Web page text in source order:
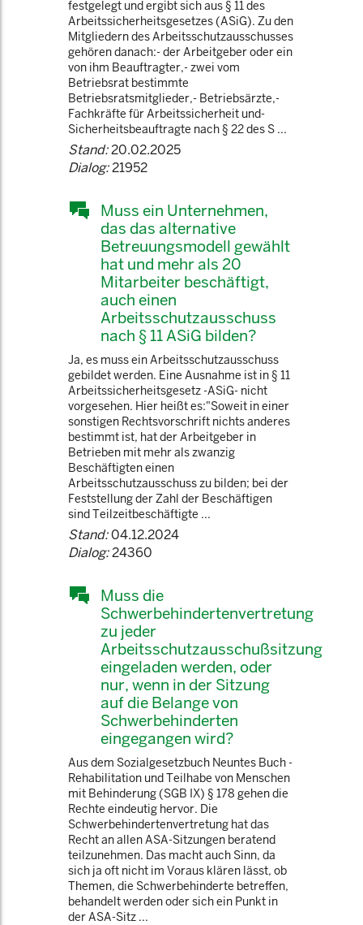
festgelegt und ergibt sich aus § 11 des
Arbeitssicherheitsgesetzes (ASiG). Zu den
Mitgliedern des Arbeitsschutzausschusses
gehören danach:- der Arbeitgeber oder ein
von ihm Beauftragter,- zwei vom
Betriebsrat bestimmte
Betriebsratsmitglieder,- Betriebsärzte,-
Fachkräfte für Arbeitssicherheit und-
Sicherheitsbeauftragte nach § 22 des S ...
Stand:20.02.2025
Dialog:21952
Muss ein Unternehmen,
das das alternative
Betreuungsmodell gewählt
hat und mehr als 20
Mitarbeiter beschäftigt,
auch einen
Arbeitsschutzausschuss
nach § 11 ASiG bilden?
Ja, es muss ein Arbeitsschutzausschuss
gebildet werden. Eine Ausnahme ist in § 11
Arbeitssicherheitsgesetz -ASiG- nicht
vorgesehen. Hier heißt es:"Soweit in einer
sonstigen Rechtsvorschrift nichts anderes
bestimmt ist, hat der Arbeitgeber in
Betrieben mit mehr als zwanzig
Beschäftigten einen
Arbeitsschutzausschuss zu bilden; bei der
Feststellung der Zahl der Beschäftigen
sind Teilzeitbeschäftigte ...
Stand:04.12.2024
Dialog:24360
Muss die
Schwerbehindertenvertretung
zu jeder
Arbeitsschutzausschußsitzung
eingeladen werden, oder
nur, wenn in der Sitzung
auf die Belange von
Schwerbehinderten
eingegangen wird?
Aus dem Sozialgesetzbuch Neuntes Buch -
Rehabilitation und Teilhabe von Menschen
mit Behinderung (SGB IX) § 178 gehen die
Rechte eindeutig hervor. Die
Schwerbehindertenvertretung hat das
Recht an allen ASA-Sitzungen beratend
teilzunehmen. Das macht auch Sinn, da
sich ja oft nicht im Voraus klären lässt, ob
Themen, die Schwerbehinderte betreffen,
behandelt werden oder sich ein Punkt in
der ASA-Sitz ...